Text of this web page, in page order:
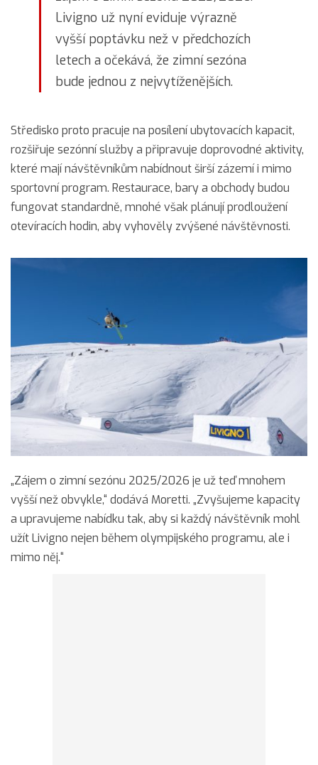
Livigno už nyní eviduje výrazně
vyšší poptávku než v předchozích
letech a očekává, že zimní sezóna
bude jednou z nejvytíženějších.
Středisko proto pracuje na posílení ubytovacích kapacit,
rozšiřuje sezónní služby a připravuje doprovodné aktivity,
které mají návštěvníkům nabídnout širší zázemí i mimo
sportovní program. Restaurace, bary a obchody budou
fungovat standardně, mnohé však plánují prodloužení
otevíracích hodin, aby vyhověly zvýšené návštěvnosti.
„Zájem o zimní sezónu 2025/2026 je už teď mnohem
vyšší než obvykle,“ dodává Moretti. „Zvyšujeme kapacity
a upravujeme nabídku tak, aby si každý návštěvník mohl
užít Livigno nejen během olympijského programu, ale i
mimo něj.“